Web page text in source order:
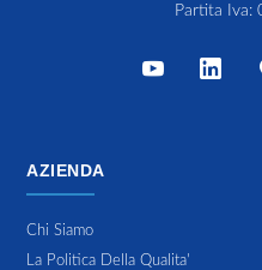
Partita Iva:
AZIENDA
Chi Siamo
La Politica Della Qualita'